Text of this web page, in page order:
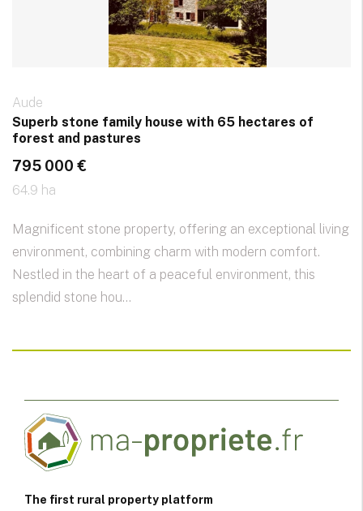
Aude
Superb stone family house with 65 hectares of
forest and pastures
795 000 €
64.9 ha
Magnificent stone property, offering an exceptional living
environment, combining charm with modern comfort.
Nestled in the heart of a peaceful environment, this
splendid stone hou...
The first rural property platform